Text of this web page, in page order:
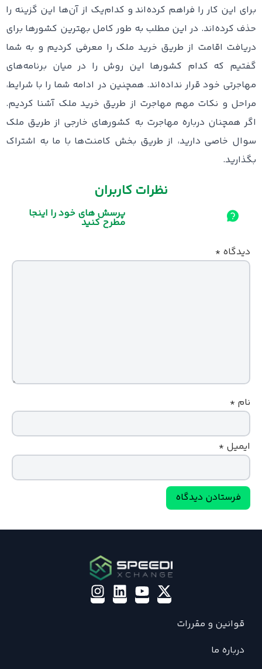
برای این کار را فراهم کرده‌اند و کدام‌یک از آن‌ها این گزینه را
حذف کرده‌اند. در این مطلب به طور کامل بهترین کشورها برای
دریافت اقامت از طریق خرید ملک را معرفی کردیم و به شما
گفتیم که کدام کشورها این روش را در میان برنامه‌های
مهاجرتی خود قرار نداده‌اند. همچنین در ادامه شما را با شرایط،
مراحل و نکات مهم مهاجرت از طریق خرید ملک آشنا کردیم.
اگر همچنان درباره مهاجرت به کشورهای خارجی از طریق ملک
سوال خاصی دارید، از طریق بخش کامنت‌ها با ما به اشتراک
بگذارید.
نظرات کاربران
پرسش های خود را اینجا
مطرح کنید
دیدگاه *
نام *
ایمیل *
قوانین و مقررات
درباره ما